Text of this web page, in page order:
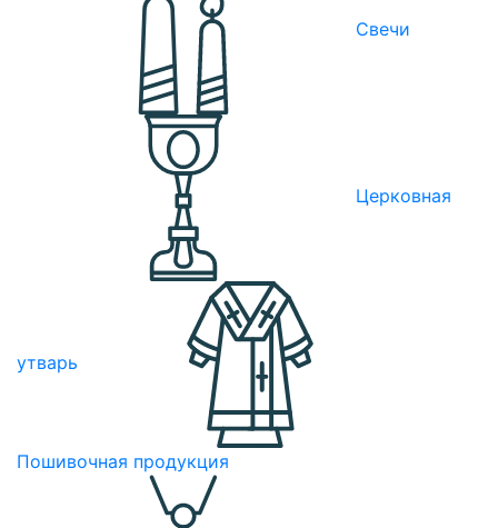
Свечи
Церковная
утварь
Пошивочная продукция